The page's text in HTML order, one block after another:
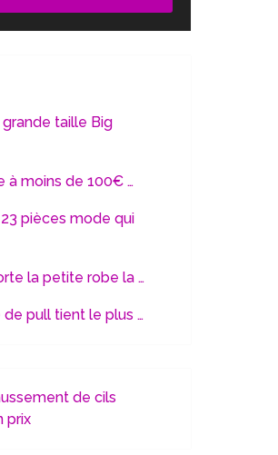
taille Big
à moins de 100€ …
pièces mode qui
la petite robe la …
pull tient le plus …
de cils
prix